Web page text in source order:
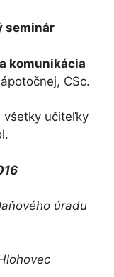
seminár
komunikácia
CSc.
všetky učiteľky
úradu